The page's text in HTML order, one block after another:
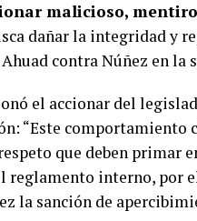
malicioso,
dañar la integridad y
contra Núñez en la
el accionar del
“Este
que deben primar
reglamento interno, por
la sanción de